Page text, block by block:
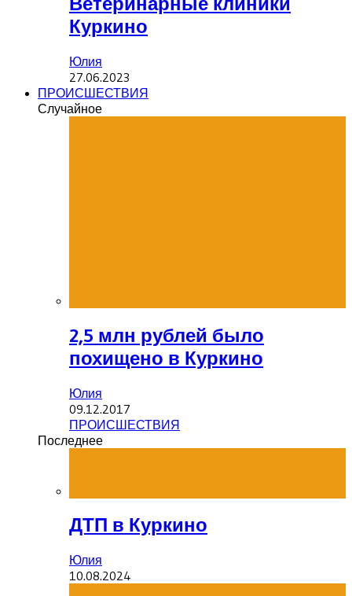
Куркино
Юлия
27.06.2023
ПРОИСШЕСТВИЯ
Случайное
2,5 млн рублей было
похищено в Куркино
Юлия
09.12.2017
ПРОИСШЕСТВИЯ
Последнее
ДТП в Куркино
Юлия
10.08.2024